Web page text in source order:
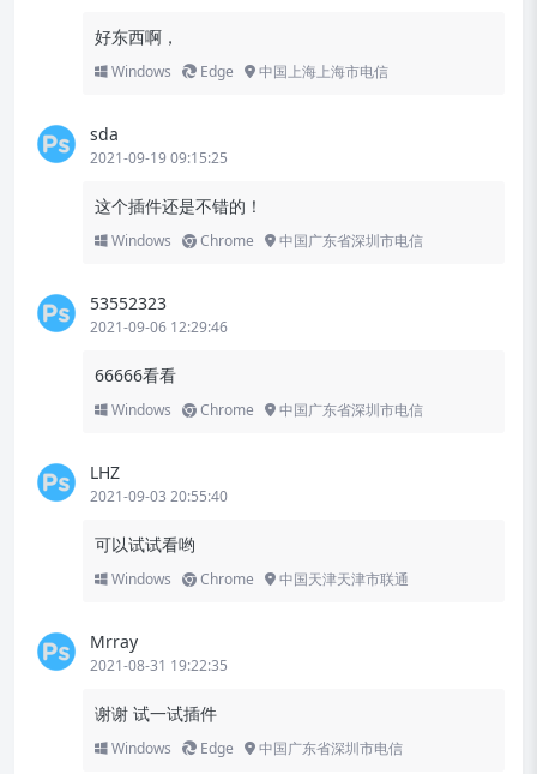
好东西啊，
Windows Edge 中国上海上海市电信
sda
2021-09-19 09:15:25
这个插件还是不错的！
Windows Chrome 中国广东省深圳市电信
53552323
2021-09-06 12:29:46
66666看看
Windows Chrome 中国广东省深圳市电信
LHZ
2021-09-03 20:55:40
可以试试看哟
Windows Chrome 中国天津天津市联通
Mrray
2021-08-31 19:22:35
谢谢 试一试插件
Windows Edge 中国广东省深圳市电信